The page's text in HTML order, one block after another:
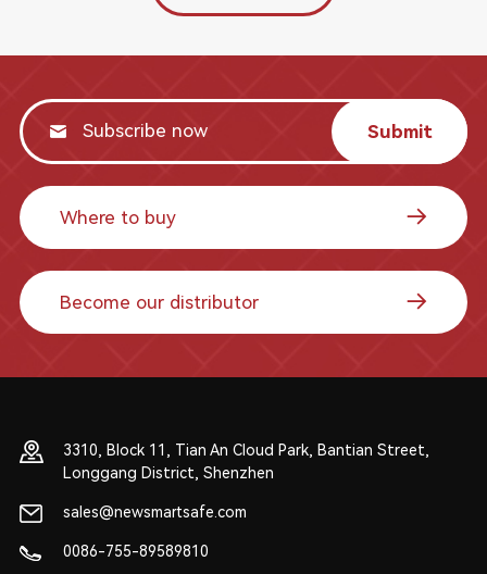
Submit
Where to buy
Become our distributor
3310, Block 11, Tian An Cloud Park, Bantian Street,
Longgang District, Shenzhen
sales@newsmartsafe.com
0086-755-89589810